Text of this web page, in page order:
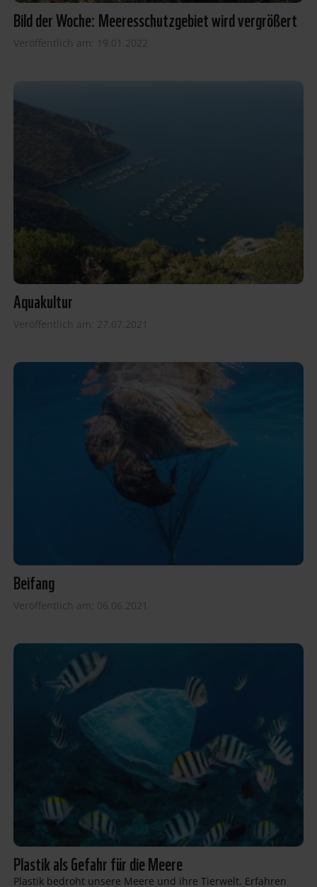
Bild der Woche: Meeresschutzgebiet wird vergrößert
Veröffentlich am: 19.01.2022
Aquakultur
Veröffentlich am: 27.07.2021
Beifang
Veröffentlich am: 06.06.2021
Plastik als Gefahr für die Meere
Plastik bedroht unsere Meere und ihre Tierwelt. Erfahren